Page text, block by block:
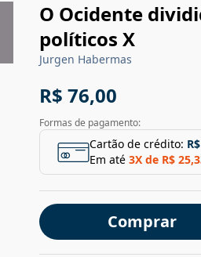
O Ocidente
políticos X
Jurgen Habermas
R$ 76,00
Formas de pagamento:
Cartão de crédito:
Em até 3X de R$
Comprar